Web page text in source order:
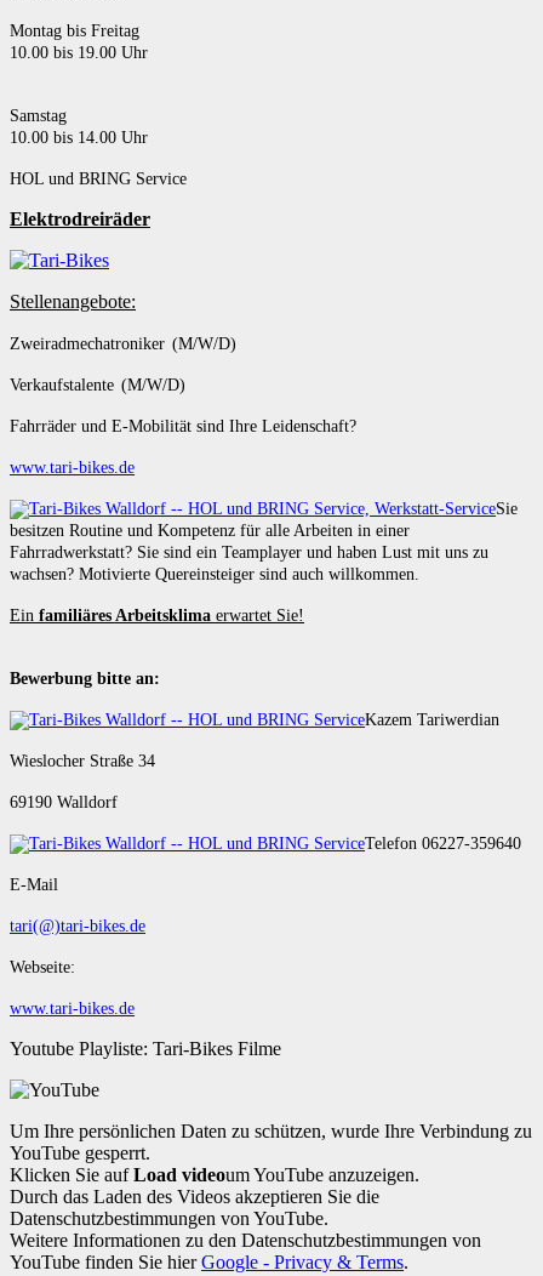
Montag bis Freitag
10.00 bis 19.00 Uhr
Samstag
10.00 bis 14.00 Uhr
HOL und BRING Service
Elektrodreiräder
Stellenangebote:
Zweiradmechatroniker (M/W/D)
Verkaufstalente (M/W/D)
Fahrräder und E-Mobilität sind Ihre Leidenschaft?
www.tari-bikes.de
Sie
besitzen Routine und Kompetenz für alle Arbeiten in einer
Fahrradwerkstatt? Sie sind ein Teamplayer und haben Lust mit uns zu
wachsen? Motivierte Quereinsteiger sind auch willkommen.
Ein familiäres Arbeitsklima erwartet Sie!
Bewerbung bitte an:
Kazem Tariwerdian
Wieslocher Straße 34
69190 Walldorf
Telefon 06227-359640
E-Mail
tari(@)tari-bikes.de
Webseite:
www.tari-bikes.de
Youtube Playliste: Tari-Bikes Filme
Um Ihre persönlichen Daten zu schützen, wurde Ihre Verbindung zu
YouTube gesperrt.
Klicken Sie aufLoad videoum YouTube anzuzeigen.
Durch das Laden des Videos akzeptieren Sie die
Datenschutzbestimmungen von YouTube.
Weitere Informationen zu den Datenschutzbestimmungen von
YouTube finden Sie hierGoogle - Privacy & Terms.